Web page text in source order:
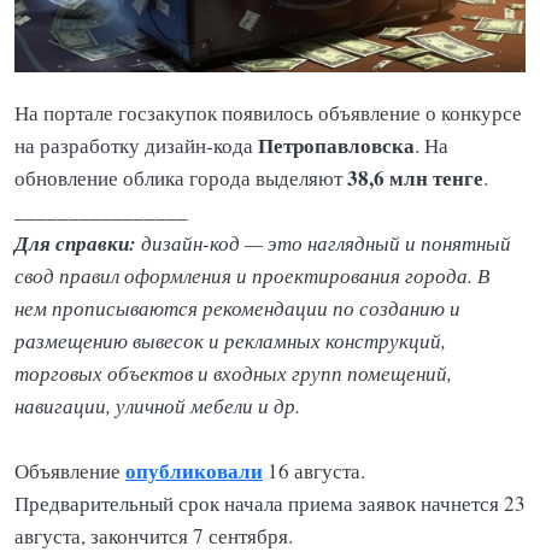
На портале госзакупок появилось объявление о конкурсе
на разработку дизайн-кодаПетропавловска. На
обновление облика города выделяют38,6 млн тенге.
Для справки: дизайн-код — это наглядный и понятный
свод правил оформления и проектирования города. В
нем прописываются рекомендации по созданию и
размещению вывесок и рекламных конструкций,
торговых объектов и входных групп помещений,
навигации, уличной мебели и др.
Объявление опубликовали 16 августа.
Предварительный срок начала приема заявок начнется 23
августа, закончится 7 сентября.